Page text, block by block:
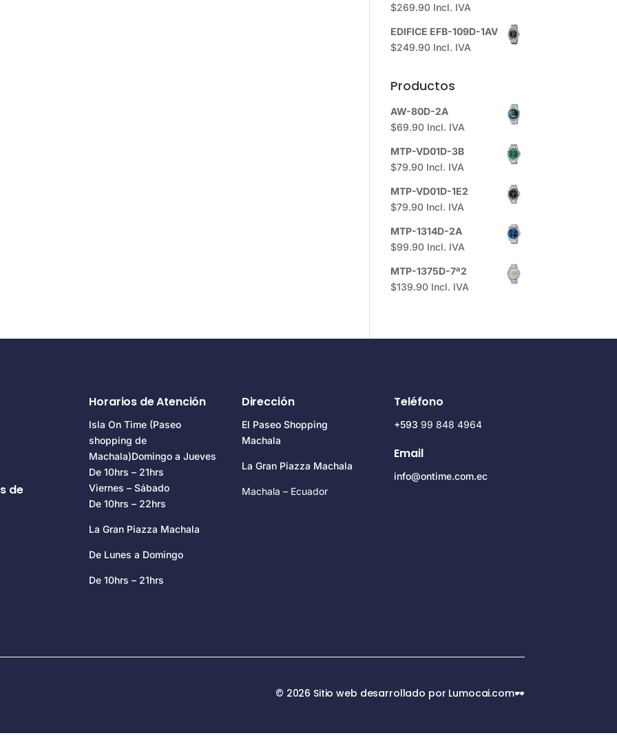
$269.90 Incl. IVA
EDIFICE EFB-109D-1AV
$249.90 Incl. IVA
Productos
AW-80D-2A
$69.90 Incl. IVA
MTP-VD01D-3B
$79.90 Incl. IVA
MTP-VD01D-1E2
$79.90 Incl. IVA
MTP-1314D-2A
$99.90 Incl. IVA
MTP-1375D-7ª2
$139.90 Incl. IVA
de
Horarios de Atención
Isla On Time (Paseo
shopping de
Machala)Domingo a Jueves
De 10hrs – 21hrs
Viernes – Sábado
De 10hrs – 22hrs
La Gran Piazza Machala
De Lunes a Domingo
De 10hrs – 21hrs
Dirección
El Paseo Shopping
Machala
La Gran Piazza Machala
Machala – Ecuador
Teléfono
+59399 848 4964
Email
info@ontime.com.ec
© 2026 Sitio web desarrollado por Lumocai.com🕶️